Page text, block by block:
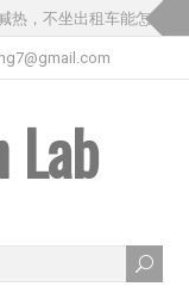
不坐出租车能怎么办？